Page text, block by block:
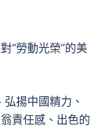
“勞動光榮”的美
揚中國精力、
責任感、出色的